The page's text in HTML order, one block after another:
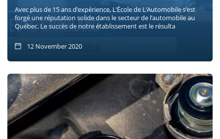
Avec plus de 15 ans d’expérience, L’École de L’Automobile s’est
forgé une réputation solide dans le secteur de l’automobile au
Québec. Le succès de notre établissement est le résulta
12 November 2020